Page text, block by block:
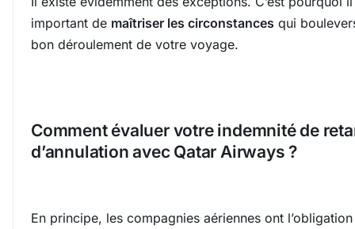
important de maîtriser les circonstances qui
bon déroulement de votre voyage.
Comment évaluer votre indemnité de
d’annulation avec Qatar Airways ?
En principe, les compagnies aériennes ont